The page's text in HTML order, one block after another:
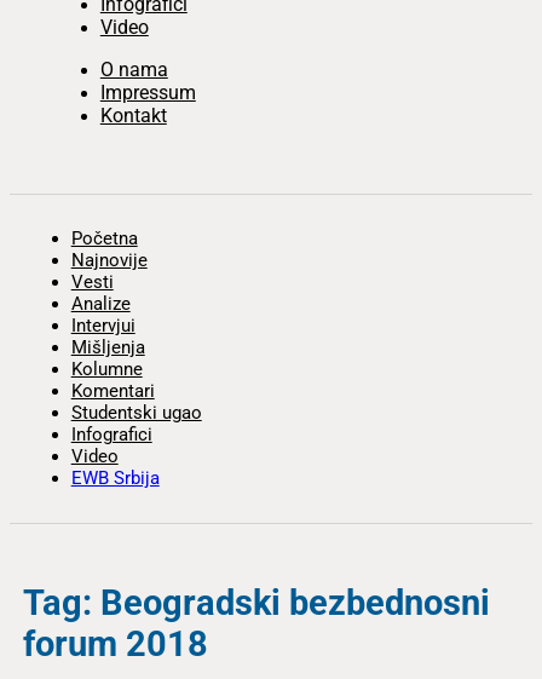
Infografici
Video
O nama
Impressum
Kontakt
Početna
Najnovije
Vesti
Analize
Intervjui
Mišljenja
Kolumne
Komentari
Studentski ugao
Infografici
Video
EWB Srbija
Tag: Beogradski bezbednosni
forum 2018